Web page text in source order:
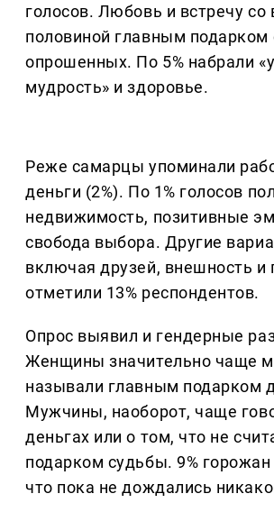
голосов. Любовь и встречу со
половиной главным подарком
опрошенных. По 5% набрали
мудрость» и здоровье.
Реже самарцы упоминали
деньги (2%). По 1% голосов
недвижимость, позитивные
свобода выбора. Другие
включая друзей, внешность и
отметили 13% респондентов.
Опрос выявил и гендерные
Женщины значительно чаще
называли главным подарком
Мужчины, наоборот, чаще
деньгах или о том, что не
подарком судьбы. 9% горожан
что пока не дождались